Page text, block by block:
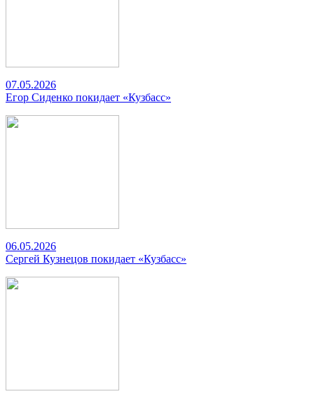
07.05.2026
Егор Сиденко покидает «Кузбасс»
06.05.2026
Сергей Кузнецов покидает «Кузбасс»